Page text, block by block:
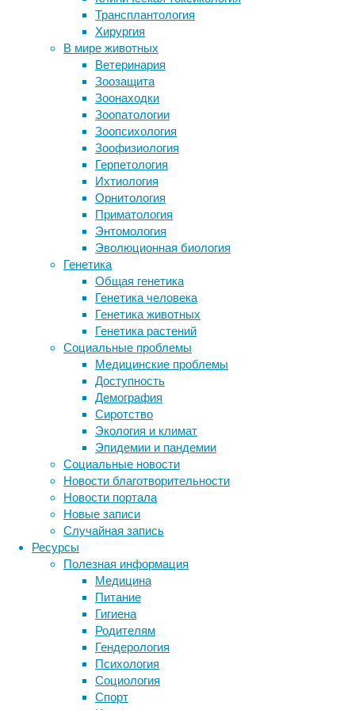
Трансплантология
Хирургия
В мире животных
Ветеринария
Зоозащита
Зоонаходки
Зоопатологии
Зоопсихология
Зоофизиология
Герпетология
Ихтиология
Орнитология
Приматология
Энтомология
Эволюционная биология
Генетика
Общая генетика
Генетика человека
Генетика животных
Генетика растений
Социальные проблемы
Медицинские проблемы
Доступность
Демография
Сиротство
Экология и климат
Эпидемии и пандемии
Социальные новости
Новости благотворительности
Новости портала
Новые записи
Случайная запись
Ресурсы
Полезная информация
Медицина
Питание
Гигиена
Родителям
Гендерология
Психология
Социология
Спорт
обучение,
поведение,
приматология,
этология
Ученые
Великобритании
Германии
обнаружили,
шимпанзе
могут
научиться
сородичей
решению
сложной
задачи,
не
способны
решить
самостоятельно.
Они
поместили
вольеры
шимпанзе
из
заповедника
Чимфунши
автомат,
благополучие собак
Коннектом предскажет способность
заговорить после инсульта
Собаки продлевают жизнь своих
хозяев
Геологи нашли старейший ударный
кратер на Земле
Следите за новостями
Метки